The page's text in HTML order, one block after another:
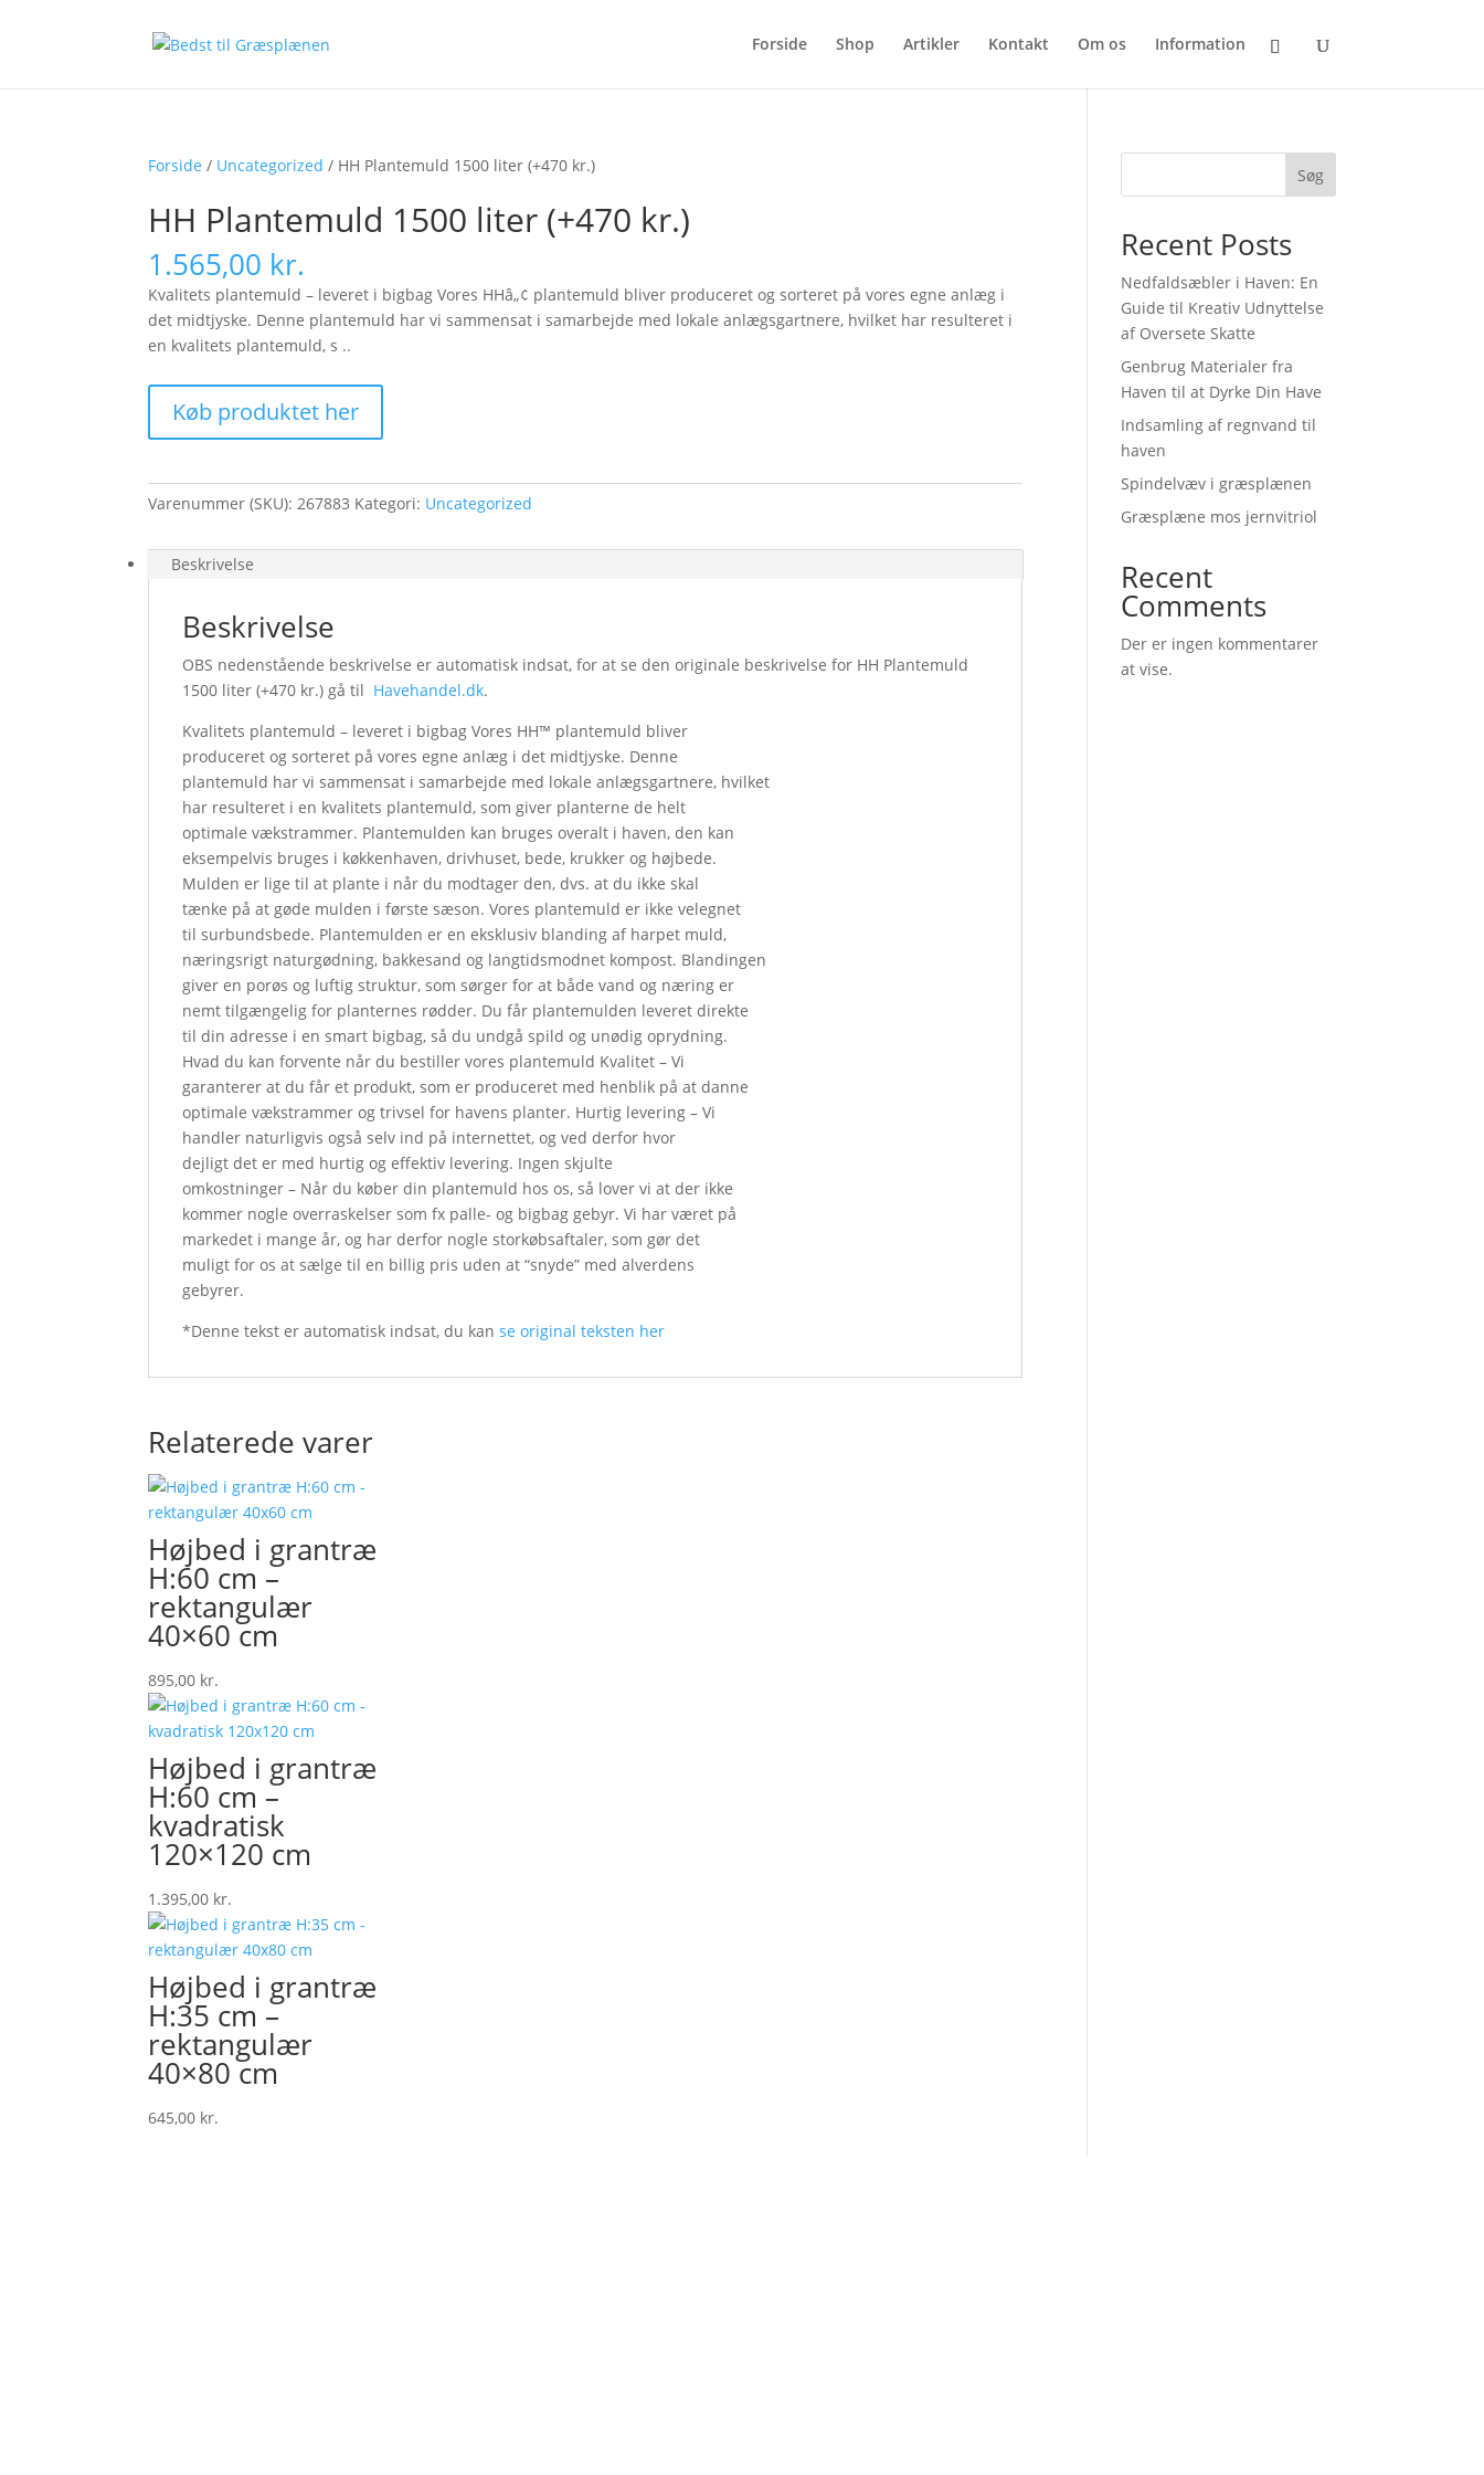
Forside Shop Artikler Kontakt Om os Information
Forside / Uncategorized / HH Plantemuld 1500 liter (+470 kr.)
HH Plantemuld 1500 liter (+470 kr.)
1.565,00 kr.
Kvalitets plantemuld – leveret i bigbag Vores HHâ„¢ plantemuld bliver produceret og sorteret på vores egne anlæg i
det midtjyske. Denne plantemuld har vi sammensat i samarbejde med lokale anlægsgartnere, hvilket har resulteret i
en kvalitets plantemuld, s ..
Køb produktet her
Varenummer (SKU):267883 Kategori: Uncategorized
Beskrivelse
Beskrivelse
OBS nedenstående beskrivelse er automatisk indsat, for at se den originale beskrivelse for HH Plantemuld
1500 liter (+470 kr.) gå til Havehandel.dk.
Kvalitets plantemuld – leveret i bigbag Vores HH™ plantemuld bliver
produceret og sorteret på vores egne anlæg i det midtjyske. Denne
plantemuld har vi sammensat i samarbejde med lokale anlægsgartnere, hvilket
har resulteret i en kvalitets plantemuld, som giver planterne de helt
optimale vækstrammer. Plantemulden kan bruges overalt i haven, den kan
eksempelvis bruges i køkkenhaven, drivhuset, bede, krukker og højbede.
Mulden er lige til at plante i når du modtager den, dvs. at du ikke skal
tænke på at gøde mulden i første sæson. Vores plantemuld er ikke velegnet
til surbundsbede. Plantemulden er en eksklusiv blanding af harpet muld,
næringsrigt naturgødning, bakkesand og langtidsmodnet kompost. Blandingen
giver en porøs og luftig struktur, som sørger for at både vand og næring er
nemt tilgængelig for planternes rødder. Du får plantemulden leveret direkte
til din adresse i en smart bigbag, så du undgå spild og unødig oprydning.
Hvad du kan forvente når du bestiller vores plantemuld Kvalitet – Vi
garanterer at du får et produkt, som er produceret med henblik på at danne
optimale vækstrammer og trivsel for havens planter. Hurtig levering – Vi
handler naturligvis også selv ind på internettet, og ved derfor hvor
dejligt det er med hurtig og effektiv levering. Ingen skjulte
omkostninger – Når du køber din plantemuld hos os, så lover vi at der ikke
kommer nogle overraskelser som fx palle- og bigbag gebyr. Vi har været på
markedet i mange år, og har derfor nogle storkøbsaftaler, som gør det
muligt for os at sælge til en billig pris uden at “snyde” med alverdens
gebyrer.
*Denne tekst er automatisk indsat, du kanse original teksten her
Relaterede varer
Højbed i grantræ
H:60 cm –
rektangulær
40×60 cm
895,00 kr.
Højbed i grantræ
H:60 cm –
kvadratisk
120×120 cm
1.395,00 kr.
Højbed i grantræ
H:35 cm –
rektangulær
40×80 cm
645,00 kr.
Søg
Recent Posts
Nedfaldsæbler i Haven: En
Guide til Kreativ Udnyttelse
af Oversete Skatte
Genbrug Materialer fra
Haven til at Dyrke Din Have
Indsamling af regnvand til
haven
Spindelvæv i græsplænen
Græsplæne mos jernvitriol
Recent
Comments
Der er ingen kommentarer
at vise.